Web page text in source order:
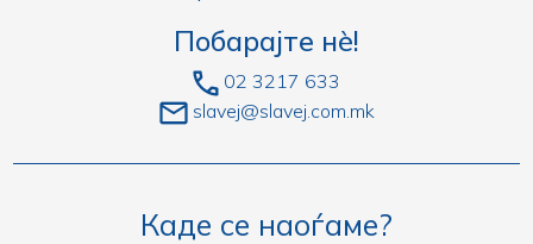
Побарајте нè!
02 3217 633
slavej@slavej.com.mk
Каде се наоѓаме?